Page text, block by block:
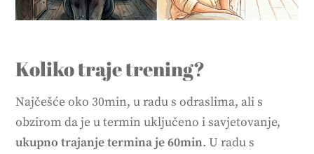
Koliko traje trening?
Najčešće oko 30min, u radu s odraslima, ali s
obzirom da je u termin uključeno i savjetovanje,
ukupno trajanje termina je 60min. U radu s